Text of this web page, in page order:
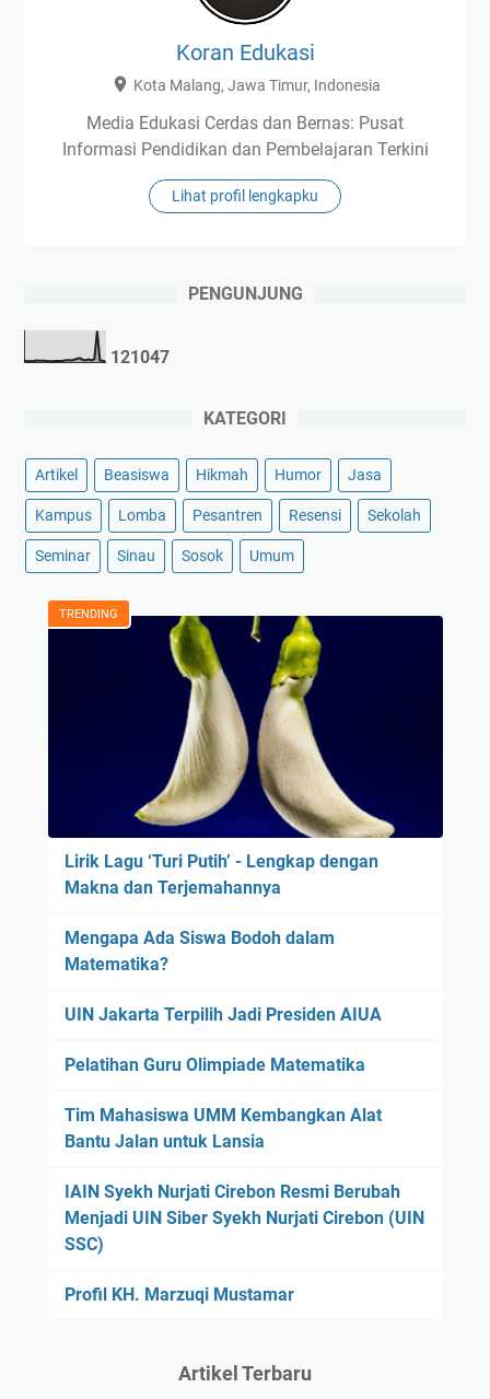
Koran Edukasi
Kota Malang, Jawa Timur, Indonesia
Media Edukasi Cerdas dan Bernas: Pusat
Informasi Pendidikan dan Pembelajaran Terkini
Lihat profil lengkapku
PENGUNJUNG
121047
KATEGORI
Artikel Beasiswa Hikmah Humor Jasa
Kampus Lomba Pesantren Resensi Sekolah
Seminar Sinau Sosok Umum
TRENDING
Lirik Lagu ‘Turi Putih’ - Lengkap dengan
Makna dan Terjemahannya
Mengapa Ada Siswa Bodoh dalam
Matematika?
UIN Jakarta Terpilih Jadi Presiden AIUA
Pelatihan Guru Olimpiade Matematika
Tim Mahasiswa UMM Kembangkan Alat
Bantu Jalan untuk Lansia
IAIN Syekh Nurjati Cirebon Resmi Berubah
Menjadi UIN Siber Syekh Nurjati Cirebon (UIN
SSC)
Profil KH. Marzuqi Mustamar
Artikel Terbaru